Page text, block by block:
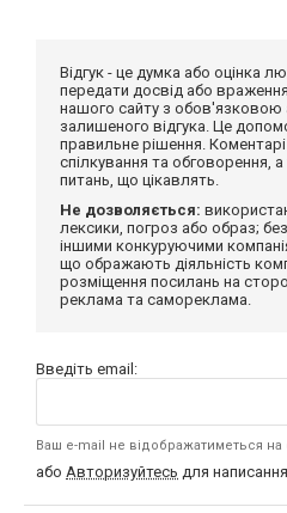
Відгук - це думка або оцінка
передати досвід або
нашого сайту з обов'язковою
залишеного відгука. Це
правильне рішення.
спілкування та обговорення,
питань, що цікавлять.
Не дозволяється:
лексики, погроз або образ;
іншими конкуруючими
що ображають діяльність
розміщення посилань на
реклама та самореклама.
Введіть email:
Ваш e-mail не відображатиметься на
або Авторизуйтесь для